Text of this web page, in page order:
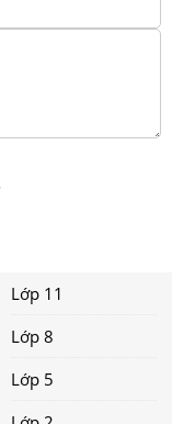
Lớp 11
Lớp 8
Lớp 5